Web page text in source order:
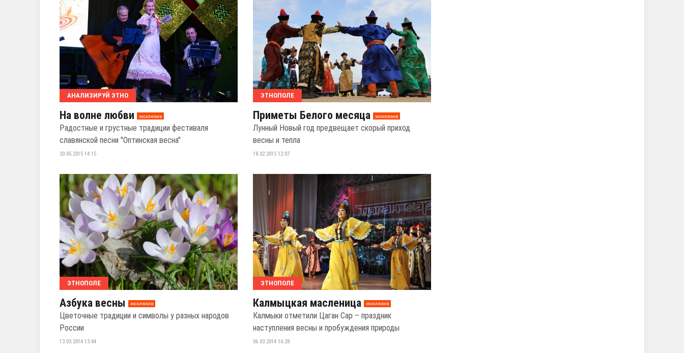
АНАЛИЗИРУЙ ЭТНО
На волне любви эксклюзив
Радостные и грустные традиции фестиваля
славянской песни "Оптинская весна"
20.05.2015 14:15
ЭТНОПОЛЕ
Приметы Белого месяца эксклюзив
Лунный Новый год предвещает скорый приход
весны и тепла
18.02.2015 12:07
ЭТНОПОЛЕ
Азбука весны эксклюзив
Цветочные традиции и символы у разных народов
России
13.03.2014 13:44
ЭТНОПОЛЕ
Калмыцкая масленица эксклюзив
Калмыки отметили Цаган Сар – праздник
наступления весны и пробуждения природы
06.03.2014 16:28